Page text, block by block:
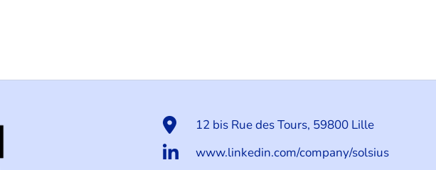
12 bis Rue des Tours, 59800 Lille
www.linkedin.com/company/solsius